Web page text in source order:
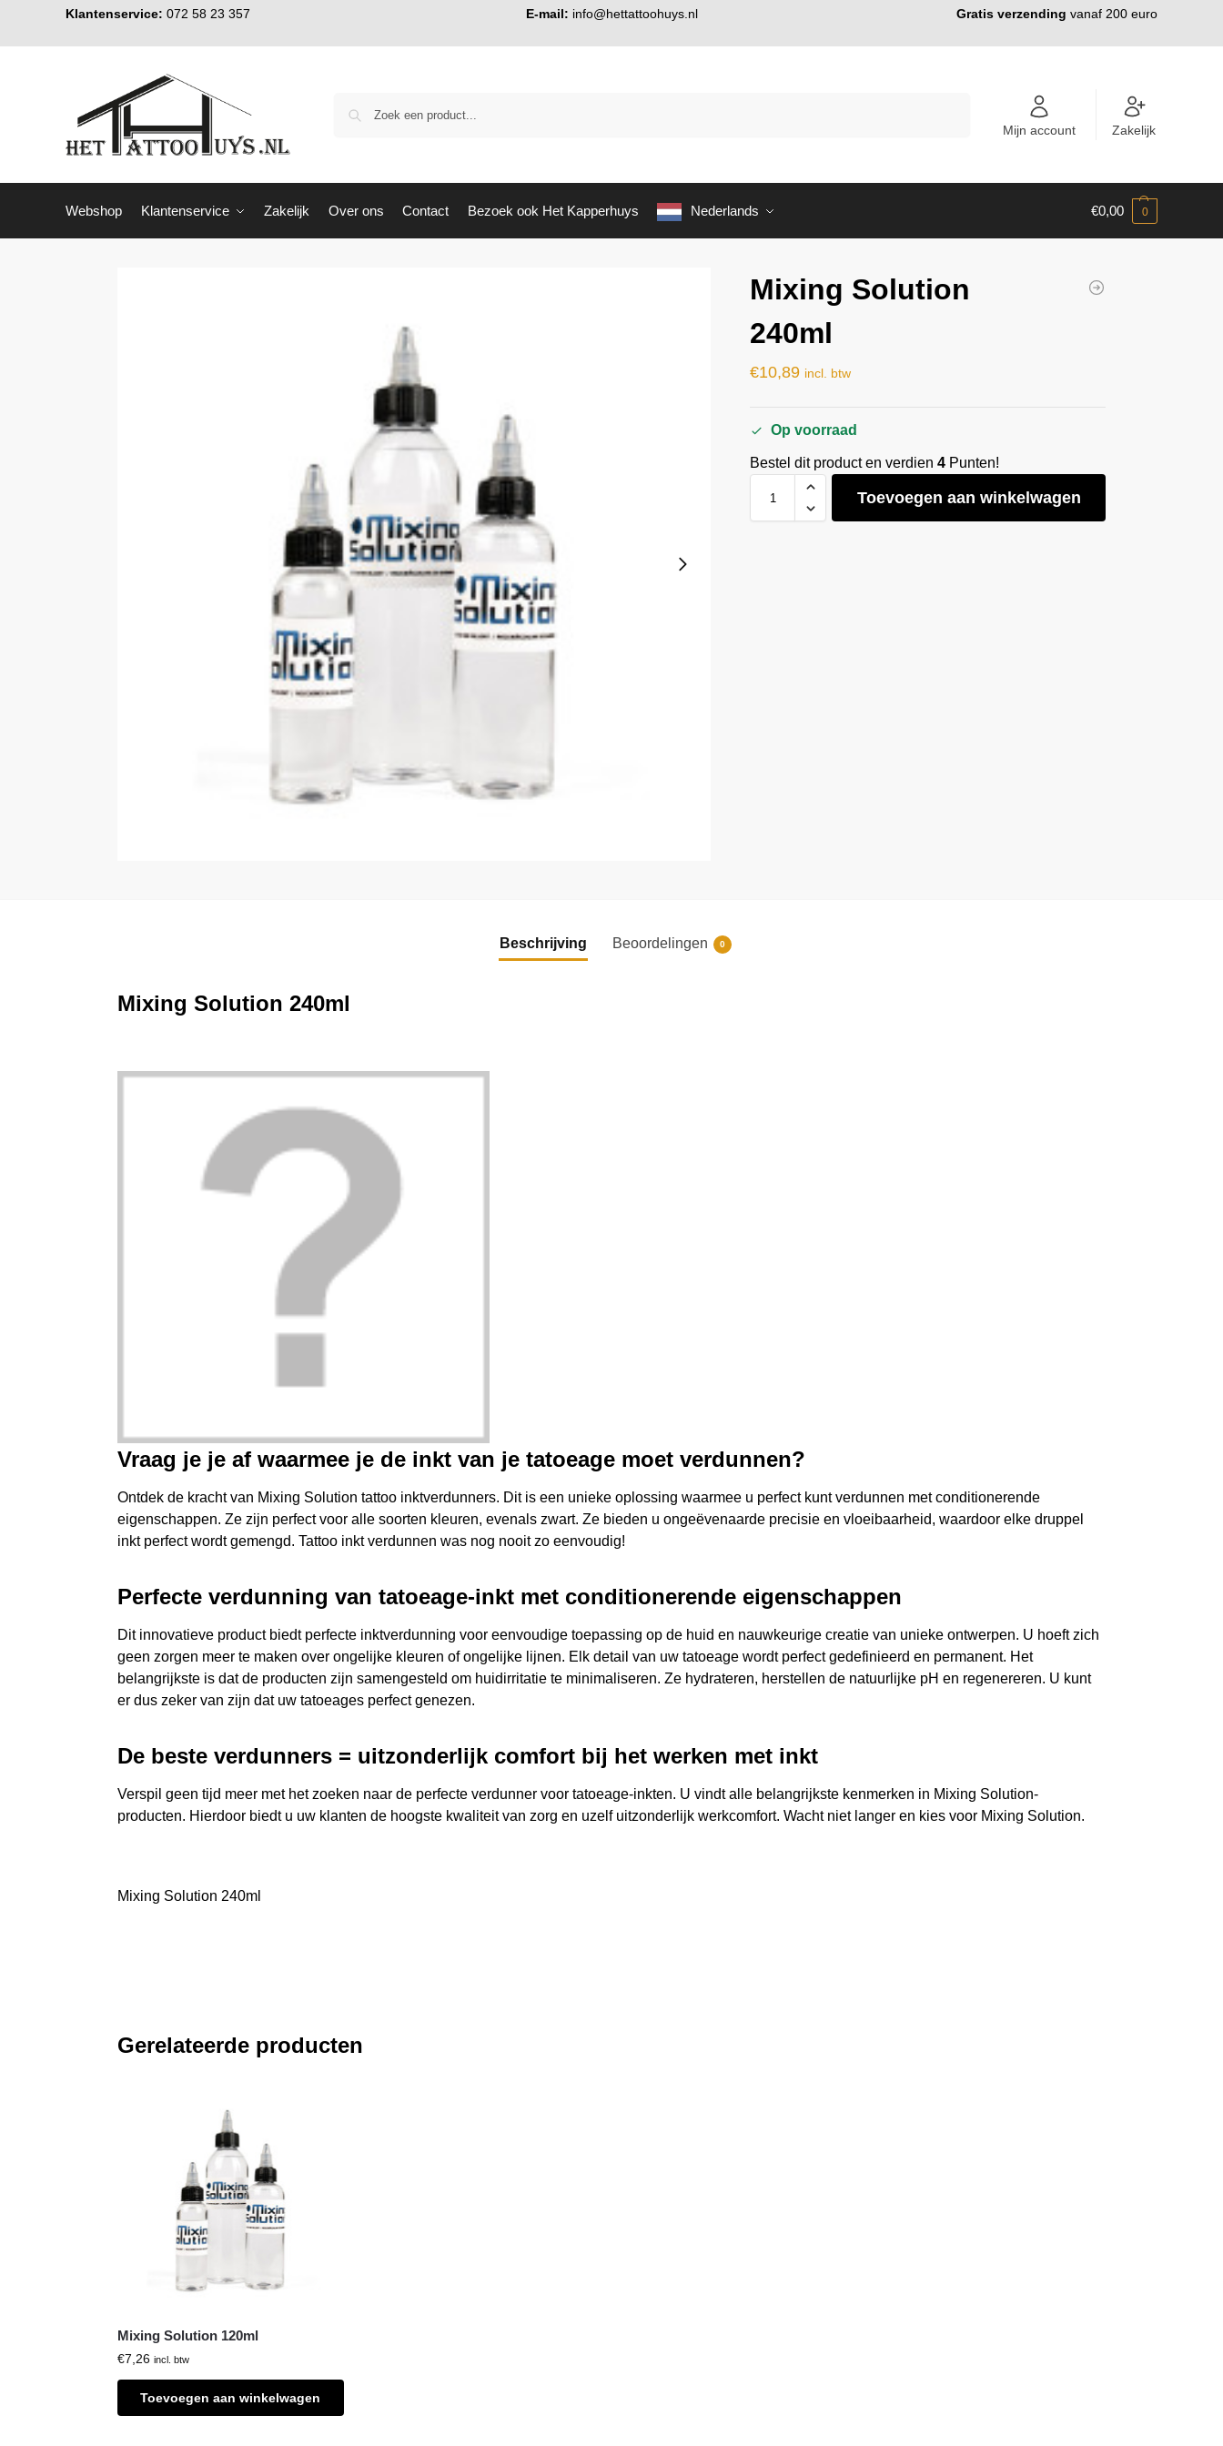
Klantenservice: 072 58 23 357 E-mail: info@hettattoohuys.nl Gratis verzending vanaf 200 euro
Mijn account Zakelijk
Webshop Klantenservice Zakelijk Over ons Contact Bezoek ook Het Kapperhuys Nederlands €0,00 0
Mixing Solution
240ml
€10,89 incl. btw
Op voorraad
Bestel dit product en verdien4 Punten!
Toevoegen aan winkelwagen
Beschrijving Beoordelingen 0
Mixing Solution 240ml
Vraag je je af waarmee je de inkt van je tatoeage moet verdunnen?
Ontdek de kracht van Mixing Solution tattoo inktverdunners. Dit is een unieke oplossing waarmee u perfect kunt verdunnen met conditionerende
eigenschappen. Ze zijn perfect voor alle soorten kleuren, evenals zwart. Ze bieden u ongeëvenaarde precisie en vloeibaarheid, waardoor elke druppel
inkt perfect wordt gemengd. Tattoo inkt verdunnen was nog nooit zo eenvoudig!
Perfecte verdunning van tatoeage-inkt met conditionerende eigenschappen
Dit innovatieve product biedt perfecte inktverdunning voor eenvoudige toepassing op de huid en nauwkeurige creatie van unieke ontwerpen. U hoeft zich
geen zorgen meer te maken over ongelijke kleuren of ongelijke lijnen. Elk detail van uw tatoeage wordt perfect gedefinieerd en permanent. Het
belangrijkste is dat de producten zijn samengesteld om huidirritatie te minimaliseren. Ze hydrateren, herstellen de natuurlijke pH en regenereren. U kunt
er dus zeker van zijn dat uw tatoeages perfect genezen.
De beste verdunners = uitzonderlijk comfort bij het werken met inkt
Verspil geen tijd meer met het zoeken naar de perfecte verdunner voor tatoeage-inkten. U vindt alle belangrijkste kenmerken in Mixing Solution-
producten. Hierdoor biedt u uw klanten de hoogste kwaliteit van zorg en uzelf uitzonderlijk werkcomfort. Wacht niet langer en kies voor Mixing Solution.
Mixing Solution 240ml
Gerelateerde producten
Mixing Solution 120ml
€7,26 incl. btw
Toevoegen aan winkelwagen